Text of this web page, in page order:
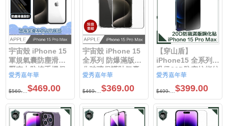
宇宙殼 iPhone 15
軍規氣囊防塵滑蓋
壓克力防摔手機保
護殼 iPhone15 Pro
Max / iPhone15
Pro /
iPhone15plus /
iPhone15
愛秀嘉年華
$569.00$469.00
宇宙殼 iPhone 15
全系列 防爆滿版鋼
化玻璃保護貼氣囊
空壓殼套組
iPhone15 Pro Max
/ iPhone15 Pro /
iPhone15plus /
iPhone15
愛秀嘉年華
$469.00 $369.00
【穿山盾】
iPhone15 全系列
升級20D防窺抗指紋
滿版鋼化玻璃保護
貼 iPhone15 Pro
Pro /
iPhone15plus /
iPhone15
愛秀嘉年華
$499.00 $399.00